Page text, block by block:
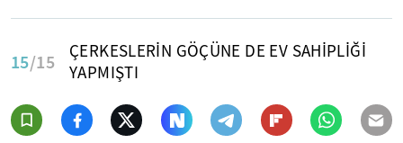
15/15
ÇERKESLERİN GÖÇÜNE DE EV SAHİPLİĞİ
YAPMIŞTI